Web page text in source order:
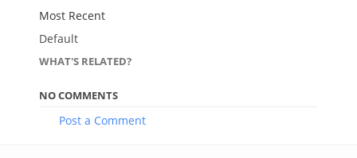
Most Recent
Default
WHAT'S RELATED?
NO COMMENTS
Post a Comment